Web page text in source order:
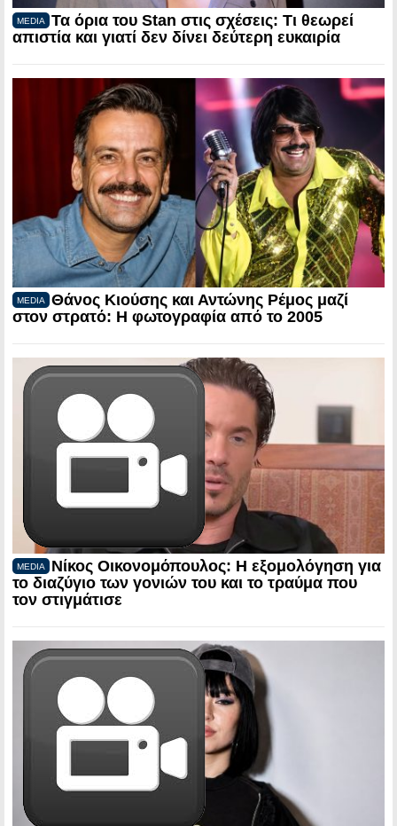
MEDIA
Τα όρια του Stan στις σχέσεις: Τι θεωρεί
απιστία και γιατί δεν δίνει δεύτερη ευκαιρία
MEDIA
Θάνος Κιούσης και Αντώνης Ρέμος μαζί
στον στρατό: Η φωτογραφία από το 2005
MEDIA
Νίκος Οικονομόπουλος: Η εξομολόγηση για
το διαζύγιο των γονιών του και το τραύμα που
τον στιγμάτισε